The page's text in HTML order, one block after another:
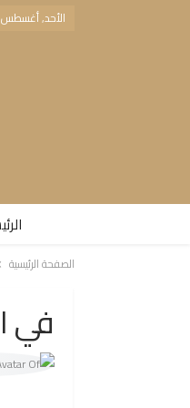
الأحد, أغسطس 9, 2026
الصفحة الرئيسية
في